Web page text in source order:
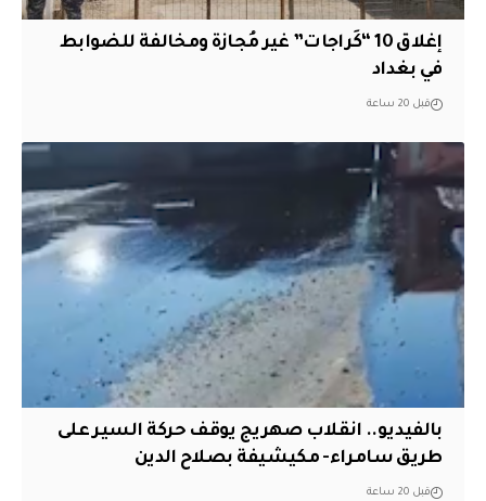
إغلاق 10 “كَراجات” غير مُجازة ومخالفة للضوابط
في بغداد
قبل 20 ساعة
بالفيديو.. انقلاب صهريج يوقف حركة السير على
طريق سامراء- مكيشيفة بصلاح الدين
قبل 20 ساعة